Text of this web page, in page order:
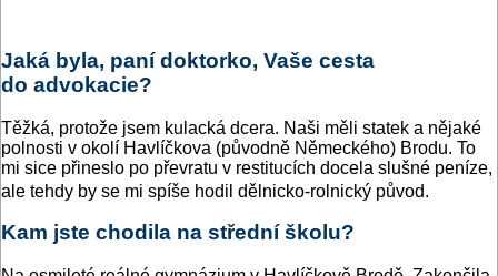
Jaká byla, paní doktorko, Vaše cesta
do advokacie?
Těžká, protože jsem kulacká dcera. Naši měli statek a nějaké
polnosti v okolí Havlíčkova (původně Německého) Brodu. To
mi sice přineslo po převratu v restitucích docela slušné peníze,
ale tehdy by se mi spíše hodil dělnicko-rolnický původ.
Kam jste chodila na střední školu?